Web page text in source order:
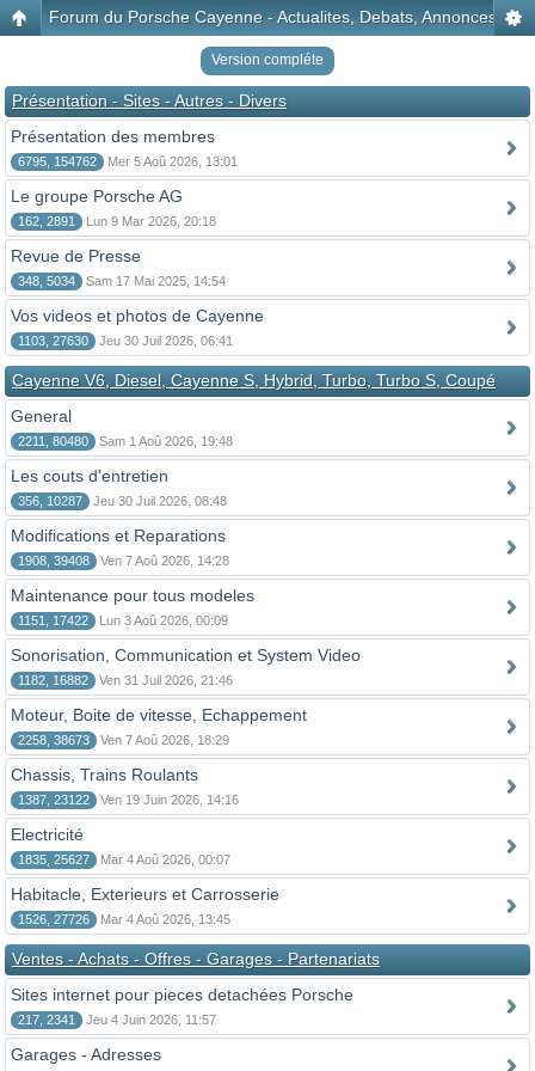
Forum du Porsche Cayenne - Actualites, Debats, Annonces,
Version compléte
Présentation - Sites - Autres - Divers
Présentation des membres
6795, 154762 Mer 5 Aoû 2026, 13:01
Le groupe Porsche AG
162, 2891 Lun 9 Mar 2026, 20:18
Revue de Presse
348, 5034 Sam 17 Mai 2025, 14:54
Vos videos et photos de Cayenne
1103, 27630 Jeu 30 Juil 2026, 06:41
Cayenne V6, Diesel, Cayenne S, Hybrid, Turbo, Turbo S, Coupé
General
2211, 80480 Sam 1 Aoû 2026, 19:48
Les couts d'entretien
356, 10287 Jeu 30 Juil 2026, 08:48
Modifications et Reparations
1908, 39408 Ven 7 Aoû 2026, 14:28
Maintenance pour tous modeles
1151, 17422 Lun 3 Aoû 2026, 00:09
Sonorisation, Communication et System Video
1182, 16882 Ven 31 Juil 2026, 21:46
Moteur, Boite de vitesse, Echappement
2258, 38673 Ven 7 Aoû 2026, 18:29
Chassis, Trains Roulants
1387, 23122 Ven 19 Juin 2026, 14:16
Electricité
1835, 25627 Mar 4 Aoû 2026, 00:07
Habitacle, Exterieurs et Carrosserie
1526, 27726 Mar 4 Aoû 2026, 13:45
Ventes - Achats - Offres - Garages - Partenariats
Sites internet pour pieces detachées Porsche
217, 2341 Jeu 4 Juin 2026, 11:57
Garages - Adresses